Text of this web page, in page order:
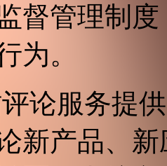
督管理制
为。
论服务提
新产品、